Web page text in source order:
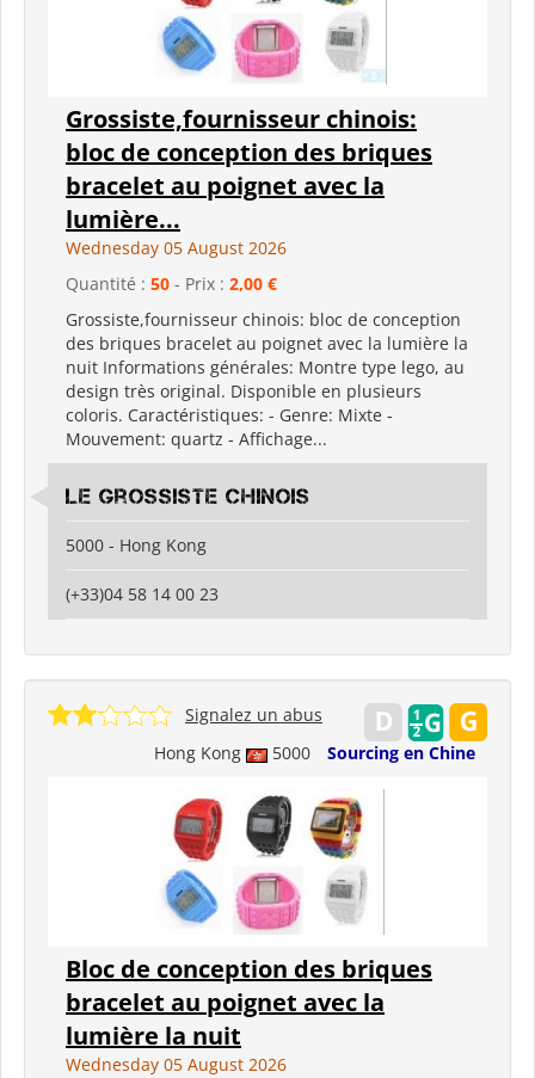
Grossiste,fournisseur chinois:
bloc de conception des briques
bracelet au poignet avec la
lumière...
Wednesday 05 August 2026
Quantité : 50 - Prix : 2,00 €
Grossiste,fournisseur chinois: bloc de conception
des briques bracelet au poignet avec la lumière la
nuit Informations générales: Montre type lego, au
design très original. Disponible en plusieurs
coloris. Caractéristiques: - Genre: Mixte -
Mouvement: quartz - Affichage...
Le grossiste chinois
5000 - Hong Kong
(+33)04 58 14 00 23
Hong Kong 5000 Sourcing en Chine
Signalez un abus
Bloc de conception des briques
bracelet au poignet avec la
lumière la nuit
Wednesday 05 August 2026